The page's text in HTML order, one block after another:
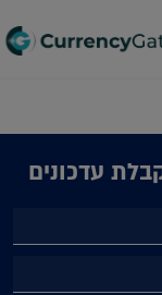
עדכונים